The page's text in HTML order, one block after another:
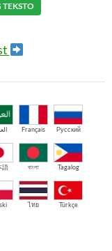
Français Русский
語 বাংলা Tagalog
ไทย Türkçe